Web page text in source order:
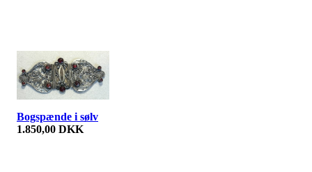
Bogspænde i sølv
1.850,00 DKK